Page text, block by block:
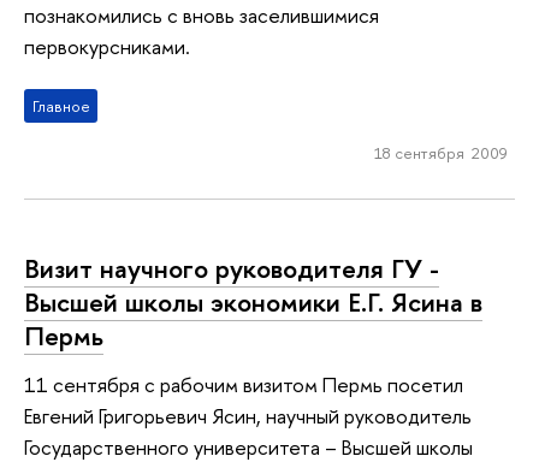
познакомились с вновь заселившимися
первокурсниками.
Главное
18 сентября 2009
Визит научного руководителя ГУ -
Высшей школы экономики Е.Г. Ясина в
Пермь
11 сентября с рабочим визитом Пермь посетил
Евгений Григорьевич Ясин, научный руководитель
Государственного университета – Высшей школы